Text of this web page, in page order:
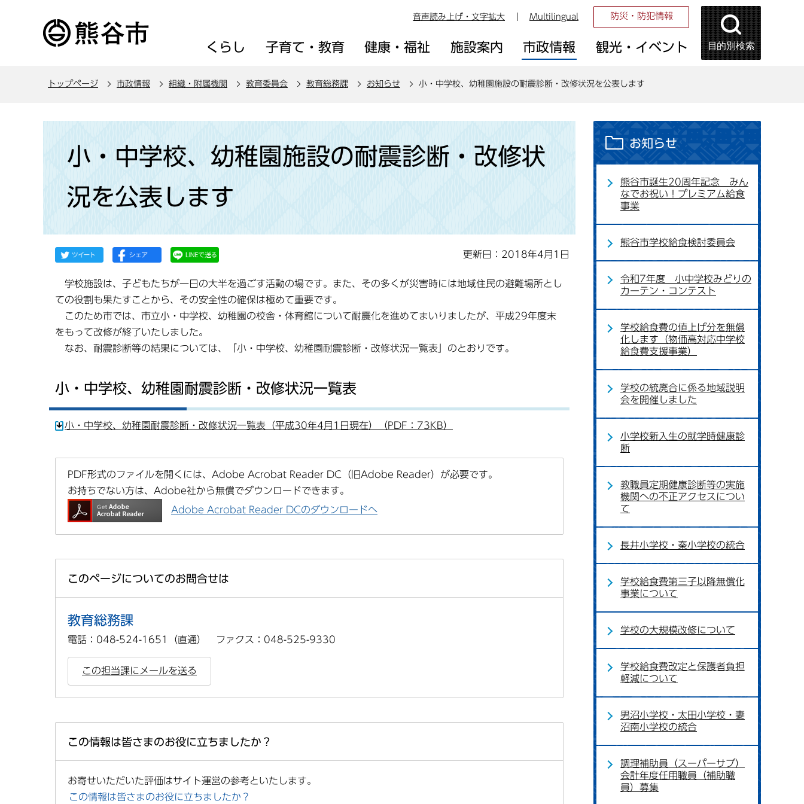
音声読み上げ・文字拡大 Multilingual 防災・防犯情報
くらし 子育て・教育 健康・福祉 施設案内 市政情報 観光・イベント 目的別検索
トップページ 市政情報 組織・附属機関 教育委員会 教育総務課 お知らせ 小・中学校、幼稚園施設の耐震診断・改修状況を公表します
小・中学校、幼稚園施設の耐震診断・改修状
況を公表します
更新日：2018年4月1日
学校施設は、子どもたちが一日の大半を過ごす活動の場です。また、その多くが災害時には地域住民の避難場所とし
ての役割も果たすことから、その安全性の確保は極めて重要です。
このため市では、市立小・中学校、幼稚園の校舎・体育館について耐震化を進めてまいりましたが、平成29年度末
をもって改修が終了いたしました。
なお、耐震診断等の結果については、「小・中学校、幼稚園耐震診断・改修状況一覧表」のとおりです。
小・中学校、幼稚園耐震診断・改修状況一覧表
小・中学校、幼稚園耐震診断・改修状況一覧表（平成30年4月1日現在）（PDF：73KB）
PDF形式のファイルを開くには、Adobe Acrobat Reader DC（旧Adobe Reader）が必要です。
お持ちでない方は、Adobe社から無償でダウンロードできます。
Adobe Acrobat Reader DCのダウンロードへ
このページについてのお問合せは
教育総務課
電話：048-524-1651（直通） ファクス：048-525-9330
この担当課にメールを送る
この情報は皆さまのお役に立ちましたか？
お寄せいただいた評価はサイト運営の参考といたします。
この情報は皆さまのお役に立ちましたか？
お知らせ
熊谷市誕生20周年記念 みん
なでお祝い！プレミアム給食
事業
熊谷市学校給食検討委員会
令和7年度 小中学校みどりの
カーテン・コンテスト
学校給食費の値上げ分を無償
化します（物価高対応中学校
給食費支援事業）
学校の統廃合に係る地域説明
会を開催しました
小学校新入生の就学時健康診
断
教職員定期健康診断等の実施
機関への不正アクセスについ
て
長井小学校・秦小学校の統合
学校給食費第三子以降無償化
事業について
学校の大規模改修について
学校給食費改定と保護者負担
軽減について
男沼小学校・太田小学校・妻
沼南小学校の統合
調理補助員（スーパーサブ）
会計年度任用職員（補助職
員）募集